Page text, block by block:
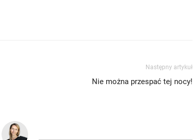
Następny artykuł
Nie można przespać tej nocy!